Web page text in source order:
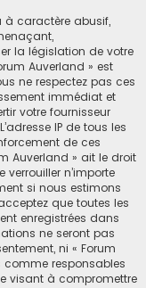
à caractère abusif,
la législation de votre
Auverland » est
ne respectez pas ces
immédiat et
votre fournisseur
IP de tous les
de ces
Auverland » ait le droit
n’importe
si nous estimons
que toutes les
enregistrées dans
ne seront pas
ni « Forum
comme responsables
visant à compromettre